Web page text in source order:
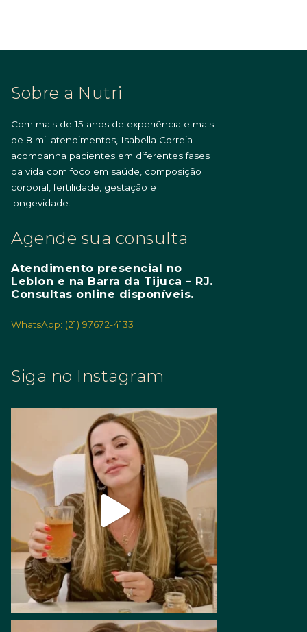
Sobre a Nutri
Com mais de 15 anos de experiência e mais
de 8 mil atendimentos, Isabella Correia
acompanha pacientes em diferentes fases
da vida com foco em saúde, composição
corporal, fertilidade, gestação e
longevidade.
Agende sua consulta
Atendimento presencial no
Leblon e na Barra da Tijuca – RJ.
Consultas online disponíveis.
WhatsApp: (21) 97672-4133
Siga no Instagram